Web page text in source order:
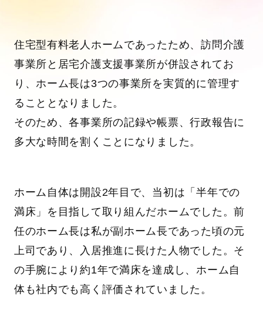
住宅型有料老人ホームであったため、訪問介護
事業所と居宅介護支援事業所が併設されてお
り、ホーム長は3つの事業所を実質的に管理す
ることとなりました。
そのため、各事業所の記録や帳票、行政報告に
多大な時間を割くことになりました。
ホーム自体は開設2年目で、当初は「半年での
満床」を目指して取り組んだホームでした。前
任のホーム長は私が副ホーム長であった頃の元
上司であり、入居推進に長けた人物でした。そ
の手腕により約1年で満床を達成し、ホーム自
体も社内でも高く評価されていました。